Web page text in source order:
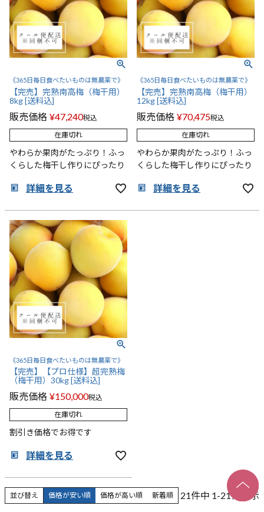
《365日毎日食べたいものは無農薬で》
【完売】完熟南高梅（梅干用）
8kg [送料込]
販売価格 ¥47,240税込
在庫切れ
やわらか果肉がたっぷり！ふっ
くらした梅干し作りにぴったり
詳細を見る
《365日毎日食べたいものは無農薬で》
【完売】完熟南高梅（梅干用）
12kg [送料込]
販売価格 ¥70,475税込
在庫切れ
やわらか果肉がたっぷり！ふっ
くらした梅干し作りにぴったり
詳細を見る
《365日毎日食べたいものは無農薬で》
【完売】【プロ仕様】超完熟梅
（梅干用）30kg [送料込]
販売価格 ¥150,000税込
在庫切れ
割引き価格でお得です
詳細を見る
並び替え 価格が安い順 価格が高い順 新着順 21件中 1-21件表示